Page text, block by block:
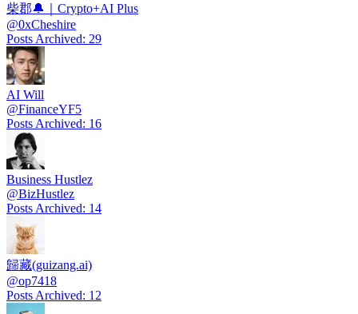
柴郡🔔｜Crypto+AI Plus
@0xCheshire
Posts Archived: 29
AI Will
@FinanceYF5
Posts Archived: 16
Business Hustlez
@BizHustlez
Posts Archived: 14
歸藏(guizang.ai)
@op7418
Posts Archived: 12